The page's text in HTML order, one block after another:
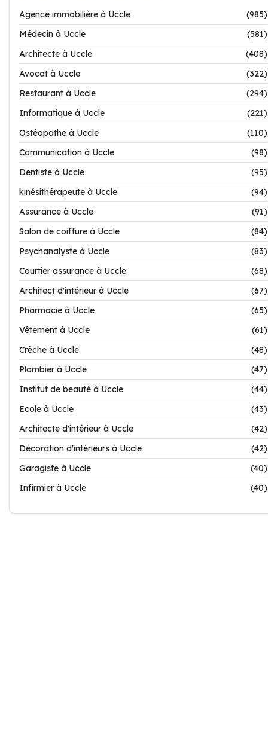
Agence immobilière à Uccle
(985)
Médecin à Uccle
(581)
Architecte à Uccle
(408)
Avocat à Uccle
(322)
Restaurant à Uccle
(294)
Informatique à Uccle
(221)
Ostéopathe à Uccle
(110)
Communication à Uccle
(98)
Dentiste à Uccle
(95)
kinésithérapeute à Uccle
(94)
Assurance à Uccle
(91)
Salon de coiffure à Uccle
(84)
Psychanalyste à Uccle
(83)
Courtier assurance à Uccle
(68)
Architect d'intérieur à Uccle
(67)
Pharmacie à Uccle
(65)
Vêtement à Uccle
(61)
Crèche à Uccle
(48)
Plombier à Uccle
(47)
Institut de beauté à Uccle
(44)
Ecole à Uccle
(43)
Architecte d'intérieur à Uccle
(42)
Décoration d'intérieurs à Uccle
(42)
Garagiste à Uccle
(40)
Infirmier à Uccle
(40)